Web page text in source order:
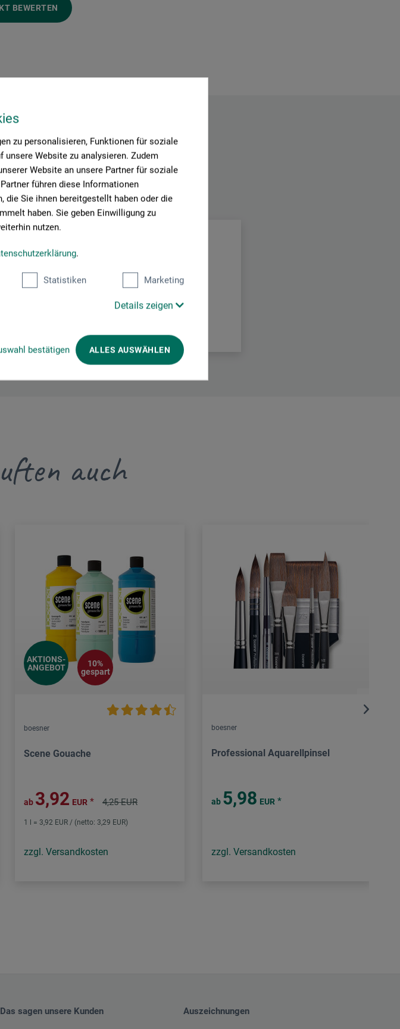
zu personalisieren, Funktionen für soziale
unsere Website zu analysieren. Zudem
Website an unsere Partner für soziale
führen diese Informationen
die Sie ihnen bereitgestellt haben oder die
haben. Sie geben Einwilligung zu
nutzen.
.
Statistiken Marketing
Details zeigen
bestätigen ALLES AUSWÄHLEN
BEWERTEN
Kontakt
Herstellers zu diesem Produkt.
auch
AKTIONS-
ANGEBOT
10%
gespart
boesner
Scene Gouache
ab 3,92 EUR * 4,25 EUR
1 l = 3,92 EUR / (netto: 3,29 EUR)
zzgl. Versandkosten
boesner
Professional Aquarellpinsel
ab 5,98 EUR *
zzgl. Versandkosten
Das sagen unsere Kunden Auszeichnungen